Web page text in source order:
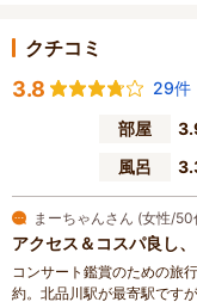
クチコミ
3.8
29件
部屋
風呂
まーちゃんさん (女性/50
アクセス＆コスパ良し
コンサート鑑賞のための旅
約。北品川駅が最寄駅です